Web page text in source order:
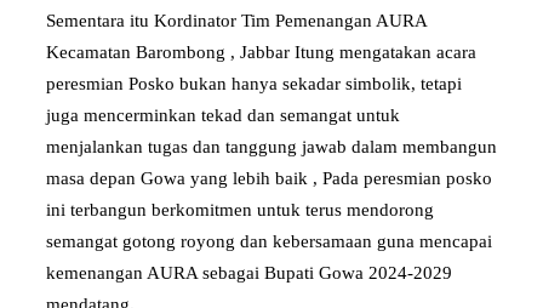
Sementara itu Kordinator Tim Pemenangan AURA
Kecamatan Barombong , Jabbar Itung mengatakan acara
peresmian Posko bukan hanya sekadar simbolik, tetapi
juga mencerminkan tekad dan semangat untuk
menjalankan tugas dan tanggung jawab dalam membangun
masa depan Gowa yang lebih baik , Pada peresmian posko
ini terbangun berkomitmen untuk terus mendorong
semangat gotong royong dan kebersamaan guna mencapai
kemenangan AURA sebagai Bupati Gowa 2024-2029